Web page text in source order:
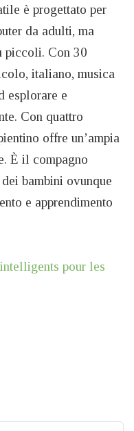
è progettato per
da adulti, ma
piccoli. Con 30
italiano, musica
esplorare e
Con quattro
offre un’ampia
È il compagno
bambini ovunque
e apprendimento
pour les